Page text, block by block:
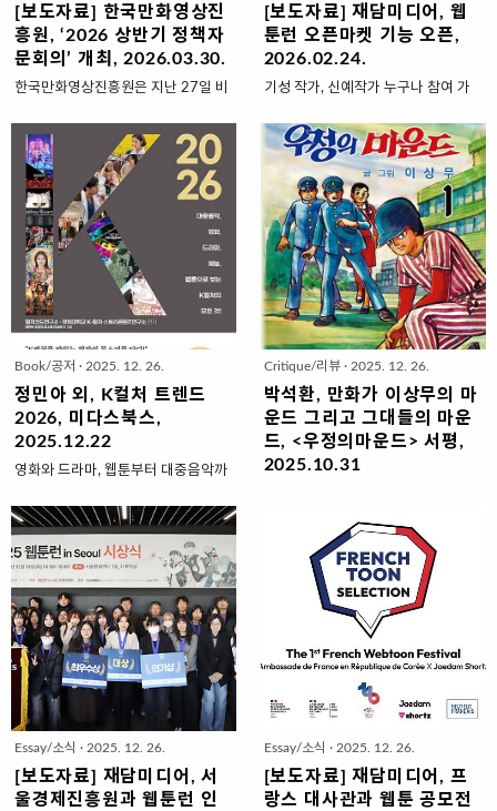
께 자리를 같이하면서 향후6개월간
진행되는 사업수행에 관한 결의를 다
졌다.재담미디어 박석환 이사는 사업
에 선정된 작가들에게 축하를 전하면
요하지만 애써 만든 작품이 여러 매체
를 통해 독자들에게 공개되고 좋은 평
가를 받을 수 있도록 힘을 보태겠
다.'고 했다. 재담미디어..
작가 양성을 위한 멘토링과 기존 창의
인재동반사업 참여 이력이 있는 멘티
출신 작가 가운데 장편 웹툰 기획개발
아이템을 보유한 창작자를 대상으로
가 맡는다. 프로 웹툰 작가 데뷔를 희
망하는 예비 창작자를 대상으로 총
16명을 선발해 1인 1작품 제작을 목
표로 지원할 ..
[보도자료] 한국만화영상진
흥원, ‘2026 상반기 정책자
문회의’ 개최, 2026.03.30.
한국만화영상진흥원은 지난 27일 비
상반기 정책자문회의’를 개최하고 만
화·웹툰 산업의 미래 경쟁력을 위한
정책자문위원회를 본격 가동한다고
31일 밝혔다.이번 출범한 정책자문위
원회는 진흥원 '정관' 및 '자문위원회
운영 규정'에 근거해 설치됐으며 만화
·웹툰 산업 전 분야를 아우르는 전문
가 10명으로 구성됐다.위원회는 위원
장을 맡은 박석환 재담미디어 이사를
필두로 산업, 제작, 창작, 법제도, 교
육, 연구, 정책, 역사, 문화, 젠더 등 각
분야의 전문 식견을 갖춘 전문가들이
참여한다.위원들의 임기는 위촉식과
첫 자문회의가 개최된 지난 27일부터
1년이며, 향후 진흥원의 중장기 발전
안 등 실무형 자문 기구로서 중추적인
역할을 수행하게 ..
[보도자료] 재담미디어, 웹
툰런 오픈마켓 기능 오픈,
2026.02.24.
기성 작가, 신예작가 누구나 참여 가
에 따라 지원금 지급재담미디어가 운
영하는 대학웹툰경연대회 플랫폼 '웹
툰런'이 오픈마켓 기능을 추가하고 작
가와 작품 모집에 나섰다.대학 창작
문화 활성 및 조기 인재 발굴을 목적
으로 진행됐던 공모전의 성격은 그대
로 유지하되 온라인 서비스에서는 기
성 작가와 작품이 참여할 수 있도록
외연을 넓힌다는 계획이다.기성 만화
가와 웹툰작가, 데뷔를 준비 중인 신
예작가와 학생작가, 타 매체를 통해
활동 중인 독립작가 등 자신이 저작권
을 보유한 만화와 웹툰 작품이 있는
작가라면 누구나 작품을 접수하고 판
매할 수 있도록 했다. 작품 접수는 PC
제공될 수 있고 판매 수익은 수수료를
Book/공저 · 2025. 12. 26.
정민아 외, K컬처 트렌드
2026, 미다스북스,
2025.12.22
영화와 드라마, 웹툰부터 대중음악까
전망!“현장의 목소리와 전문가들의
분석으로 K컬처를 아우르다!”- 〈케
이팝 데몬 헌터스〉 뜯어 읽기- 생성
형 AI시대의 대중음악은?- 음악은 넘
치는데 공연장이 없다고?- 극장,
OTT, 숏폼, 경계를 허무는 플랫폼들-
웹툰&웹소설 드라마 전성시대!- 엘리
트 영웅은 가고 생활밀착형 이웃이 온
다- 편성 지각 변동, 데일리 예능 시
대- 사생활, 어디까지 보고 어디까지
보여줄 것인가?- 해외 시장 속 생존을
위한 전략- 고자극 로맨스와 하이퍼
리얼리즘은 어디서 왔나?“2025년 우
Critique/리뷰· 2025. 12. 26.
박석환, 만화가 이상무의 마
운드 그리고 그대들의 마운
드, <우정의마운드> 서평,
2025.10.31
위치하고 야구장 내 다른 지역보다
25.4~38.1cm 높다. 투수는 이 언덕
위에서 타자를 향해 공을 던진다. 일
구에 환호와 성취를 얻기도 하지만 잘
못 던진 일구로 비난과 좌절에 휩싸이
기도 한다. 머뭇거릴 수도 없고 숨을
곳도 없는 일구이무(一球二無)의 공
간이 곧 마운드다. 만화가 이상무
교 데뷔’를 이룬 만화천재였다. 1966
년 박기준 문하에서 수학하고 1972
년 주근깨>를 발표하며 공식 데뷔했
Essay/소식 · 2025. 12. 26.
[보도자료] 재담미디어, 서
울경제진흥원과 웹툰런 인
Essay/소식 · 2025. 12. 26.
[보도자료] 재담미디어, 프
랑스 대사관과 웹툰 공모전